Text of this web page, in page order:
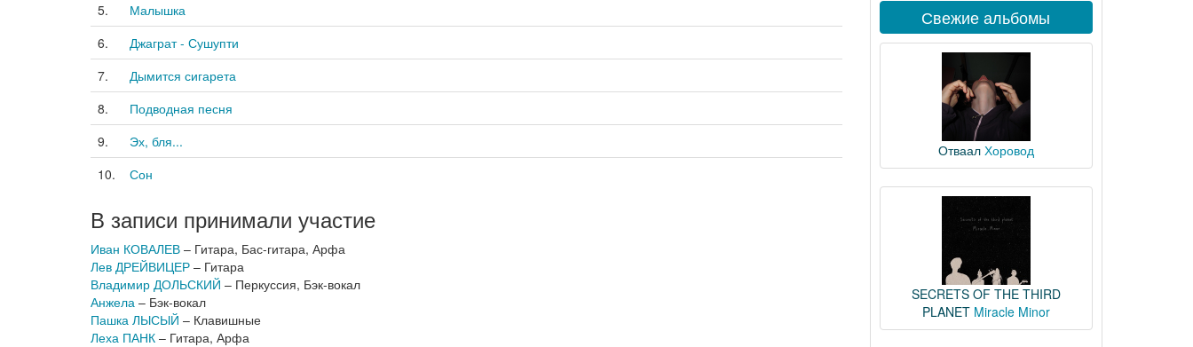
5.
Малышка
6.
Джаграт - Сушупти
7.
Дымится сигарета
8.
Подводная песня
9.
Эх, бля...
10.
Сон
В записи принимали участие
Иван КОВАЛЕВ – Гитара, Бас-гитара, Арфа
Лев ДРЕЙВИЦЕР – Гитара
Владимир ДОЛЬСКИЙ – Перкуссия, Бэк-вокал
Анжела – Бэк-вокал
Пашка ЛЫСЫЙ – Клавишные
Леха ПАНК – Гитара, Арфа
Свежие альбомы
Отваал Хоровод
SECRETS OF THE THIRD
PLANET Miracle Minor